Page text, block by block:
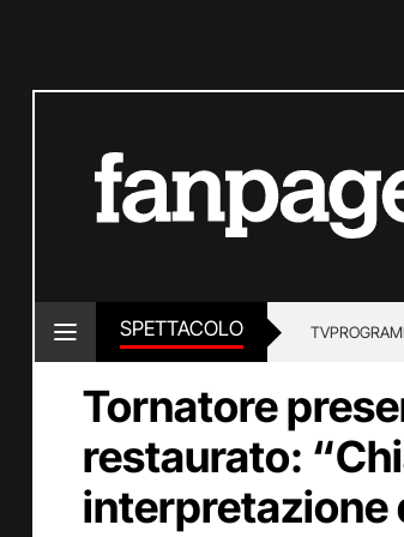
SPETTACOLO TV
Tornatore
restaurato:
interpretazione